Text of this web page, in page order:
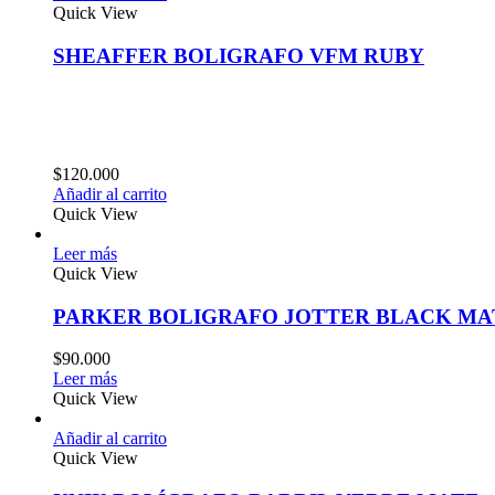
Quick View
SHEAFFER BOLIGRAFO VFM RUBY
$120.000
Añadir al carrito
Quick View
Leer más
Quick View
PARKER BOLIGRAFO JOTTER BLACK
$90.000
Leer más
Quick View
Añadir al carrito
Quick View